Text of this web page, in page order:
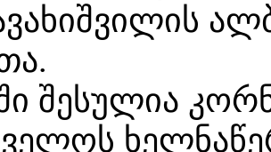
შესულია